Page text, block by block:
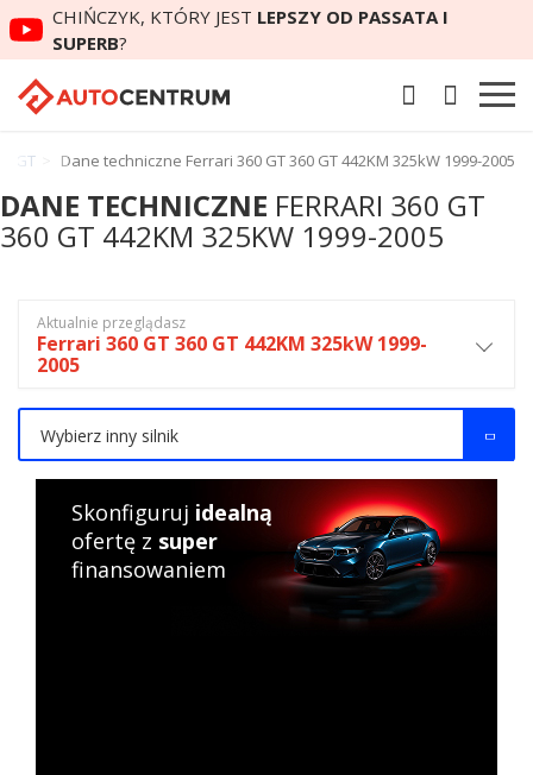
CHIŃCZYK, KTÓRY JEST LEPSZY OD PASSATA I
SUPERB?
GT Dane techniczne Ferrari 360 GT 360 GT 442KM 325kW 1999-2005
DANE TECHNICZNE FERRARI 360 GT
360 GT 442KM 325KW 1999-2005
Aktualnie przeglądasz
Ferrari 360 GT 360 GT 442KM 325kW 1999-
2005
Wybierz inny silnik
Skonfiguruj idealną
ofertę z super
finansowaniem